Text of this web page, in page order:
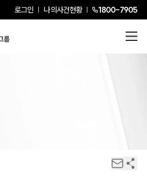
로그인 나의사건현황 1800-7905